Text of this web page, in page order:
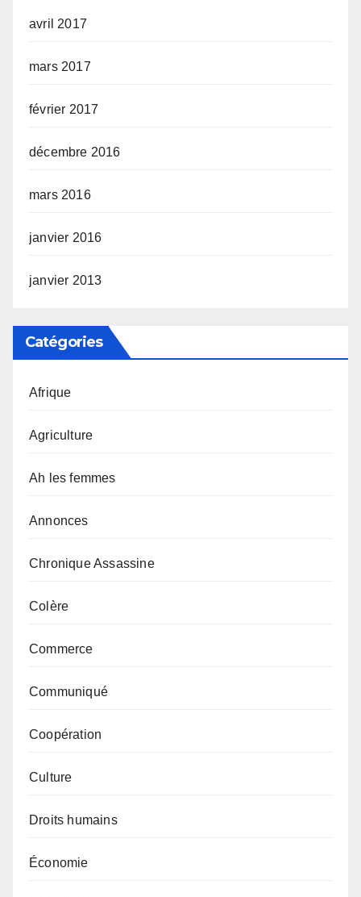
avril 2017
mars 2017
février 2017
décembre 2016
mars 2016
janvier 2016
janvier 2013
Catégories
Afrique
Agriculture
Ah les femmes
Annonces
Chronique Assassine
Colère
Commerce
Communiqué
Coopération
Culture
Droits humains
Économie